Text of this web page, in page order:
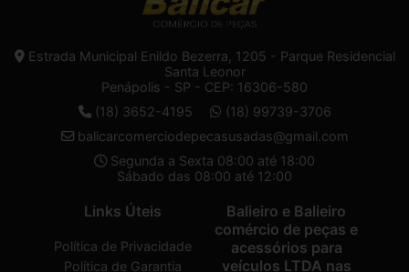
Estrada Municipal Enildo Bezerra, 1205 - Parque Residencial
Santa Leonor
Penápolis - SP - CEP: 16306-580
(18) 3652-4195
(18) 99739-3706
balicarcomerciodepecasusadas@gmail.com
Segunda a Sexta 08:00 até 18:00
Sábado das 08:00 até 12:00
Links Úteis
Política de Privacidade
Política de Garantia
Balieiro e Balieiro
comércio de peças e
acessórios para
veículos LTDA nas